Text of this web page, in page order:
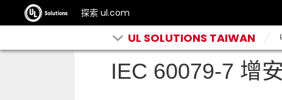
探索 ul.com
UL SOLUTIONS TAIWAN
IEC 60079-7 增